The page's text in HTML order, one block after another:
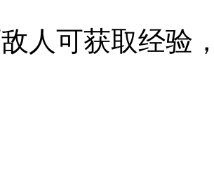
人可获取经验